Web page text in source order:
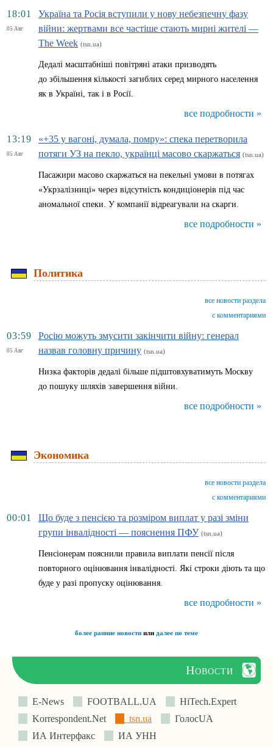
18:01
05 Авг
Україна та Росія вступили у нову небезпечну фазу
війни: жертвами все частіше стають мирні жителі —
The Week (tsn.ua)
Дедалі масштабніші повітряні атаки призводять
до збільшення кількості загиблих серед мирного населення
як в Україні, так і в Росії.
все подробности »
13:19
05 Авг
«+35 у вагоні, думала, помру»: спека перетворила
потяги УЗ на пекло, українці масово скаржаться (tsn.ua)
Пасажири масово скаржаться на пекельні умови в потягах
«Укрзалізниці» через відсутність кондиціонерів під час
аномальної спеки. У компанії відреагували на скарги.
все подробности »
Политика
все новости раздела
с комментариями
03:59
05 Авг
Росію можуть змусити закінчити війну: генерал
назвав головну причину (tsn.ua)
Низка факторів дедалі більше підштовхуватимуть Москву
до пошуку шляхів завершення війни.
все подробности »
Экономика
все новости раздела
с комментариями
00:01
Що буде з пенсією та розміром виплат у разі зміни
групи інвалідності — пояснення ПФУ (tsn.ua)
Пенсіонерам пояснили правила виплати пенсії після
повторного оцінювання інвалідності. Які строки діють та що
буде у разі пропуску оцінювання.
все подробности »
более ранние новости или далее по теме
Новости
E-News FOOTBALL.UA
HiTech.Expert
Korrespondent.Net
tsn.ua
ГолосUA
ИА Интерфакс
ИА УНН